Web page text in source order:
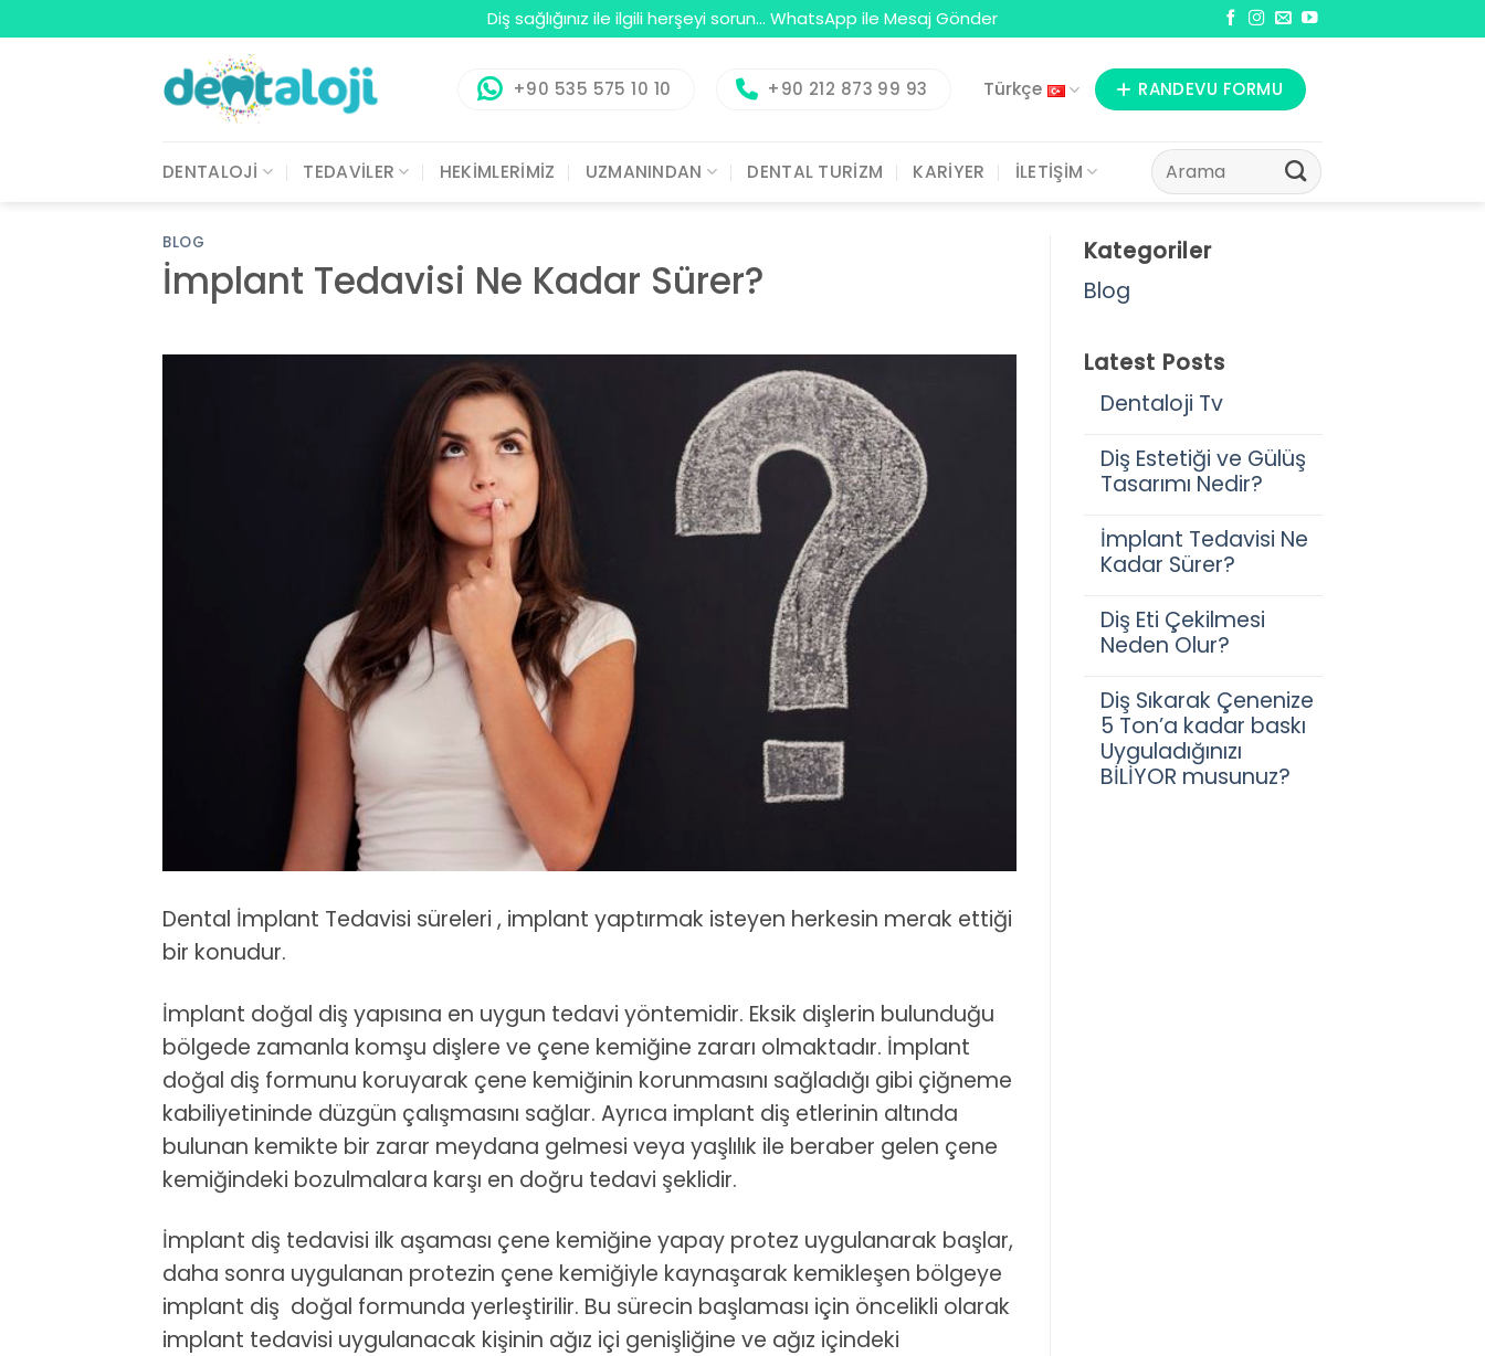
Diş sağlığınız ile ilgili herşeyi sorun... WhatsApp ile Mesaj Gönder
+90 535 575 10 10 +90 212 873 99 93 Türkçe RANDEVU FORMU
DENTALOJİ TEDAVİLER HEKİMLERİMİZ UZMANINDAN DENTAL TURİZM KARİYER İLETİŞİM
BLOG
İmplant Tedavisi Ne Kadar Sürer?
Dental İmplant Tedavisi süreleri , implant yaptırmak isteyen herkesin merak ettiği
bir konudur.
İmplant doğal diş yapısına en uygun tedavi yöntemidir. Eksik dişlerin bulunduğu
bölgede zamanla komşu dişlere ve çene kemiğine zararı olmaktadır. İmplant
doğal diş formunu koruyarak çene kemiğinin korunmasını sağladığı gibi çiğneme
kabiliyetininde düzgün çalışmasını sağlar. Ayrıca implant diş etlerinin altında
bulunan kemikte bir zarar meydana gelmesi veya yaşlılık ile beraber gelen çene
kemiğindeki bozulmalara karşı en doğru tedavi şeklidir.
İmplant diş tedavisi ilk aşaması çene kemiğine yapay protez uygulanarak başlar,
daha sonra uygulanan protezin çene kemiğiyle kaynaşarak kemikleşen bölgeye
implant diş doğal formunda yerleştirilir. Bu sürecin başlaması için öncelikli olarak
implant tedavisi uygulanacak kişinin ağız içi genişliğine ve ağız içindeki
Kategoriler
Blog
Latest Posts
Dentaloji Tv
Diş Estetiği ve Gülüş
Tasarımı Nedir?
İmplant Tedavisi Ne
Kadar Sürer?
Diş Eti Çekilmesi
Neden Olur?
Diş Sıkarak Çenenize
5 Ton’a kadar baskı
Uyguladığınızı
BİLİYOR musunuz?